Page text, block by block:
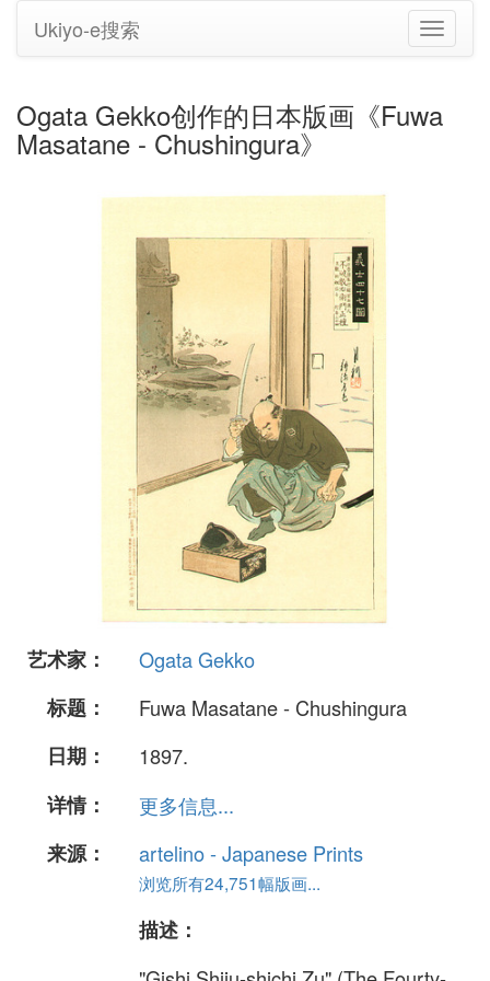
切
换
Ukiyo-e搜索
Ogata Gekko创作的日本版画《Fuwa
Masatane - Chushingura》
艺术家：
Ogata Gekko
标题：
Fuwa Masatane - Chushingura
日期：
1897.
详情：
更多信息...
来源：
artelino - Japanese Prints
浏览所有24,751幅版画...
描述：